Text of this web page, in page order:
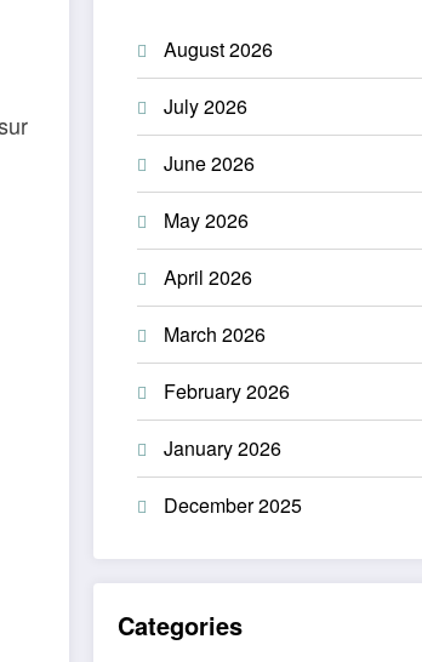
August 2026
July 2026
June 2026
May 2026
April 2026
March 2026
February 2026
January 2026
December 2025
Categories